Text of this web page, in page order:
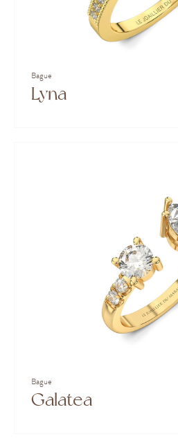
Bague
Lyna
Bague
Galatea